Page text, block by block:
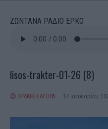
ΖΩΝΤΑΝΑ ΡΑΔΙΟ ΕΡΚΟ
lisos-trakter-01-26 (8)
ΘΡΑΚΙΚΗ ΑΓΟΡΑ 14 Ιανουαρίου,